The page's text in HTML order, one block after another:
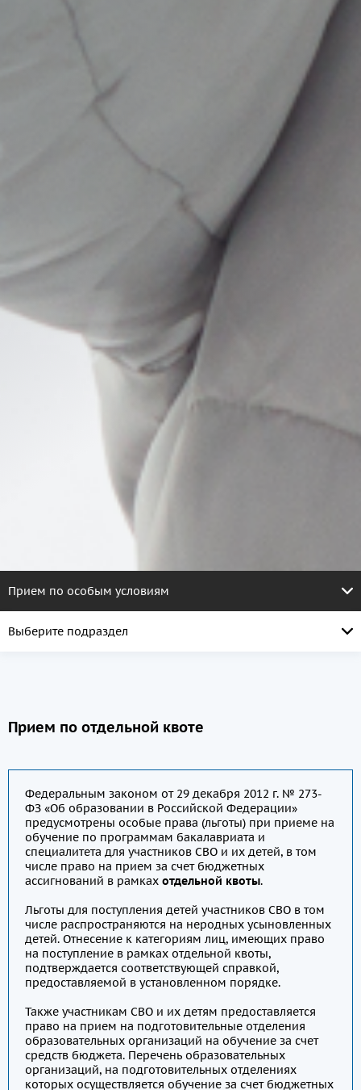
Прием по особым условиям
Выберите подраздел
Прием по отдельной квоте
Федеральным законом от 29 декабря 2012 г. № 273-
ФЗ «Об образовании в Российской Федерации»
предусмотрены особые права (льготы) при приеме на
обучение по программам бакалавриата и
специалитета для участников СВО и их детей, в том
числе право на прием за счет бюджетных
ассигнований в рамках отдельной квоты.
Льготы для поступления детей участников СВО в том
числе распространяются на неродных усыновленных
детей. Отнесение к категориям лиц, имеющих право
на поступление в рамках отдельной квоты,
подтверждается соответствующей справкой,
предоставляемой в установленном порядке.
Также участникам СВО и их детям предоставляется
право на прием на подготовительные отделения
образовательных организаций на обучение за счет
средств бюджета. Перечень образовательных
организаций, на подготовительных отделениях
которых осуществляется обучение за счет бюджетных